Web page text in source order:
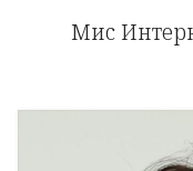
Мис